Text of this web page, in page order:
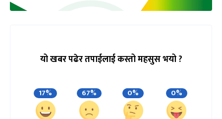
यो खबर पढेर तपाईलाई कस्तो महसुस भयो ?
17% 67% 0% 0%